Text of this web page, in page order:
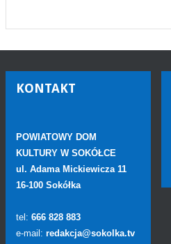
KONTAKT
POWIATOWY DOM
KULTURY W SOKÓŁCE
ul. Adama Mickiewicza 11
16-100 Sokółka
tel: 666 828 883
e-mail: redakcja@sokolka.tv